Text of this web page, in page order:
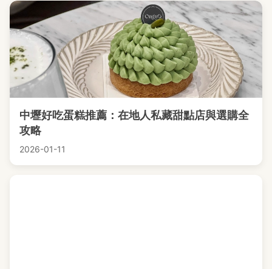
中壢好吃蛋糕推薦：在地人私藏甜點店與選購全
攻略
2026-01-11